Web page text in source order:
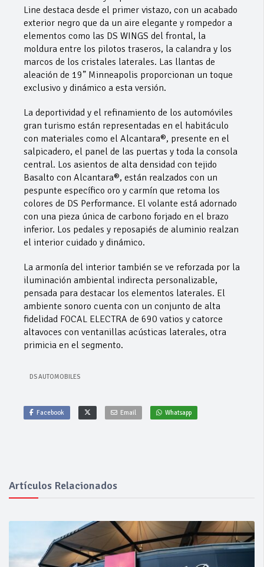
Line destaca desde el primer vistazo, con un acabado
exterior negro que da un aire elegante y rompedor a
elementos como las DS WINGS del frontal, la
moldura entre los pilotos traseros, la calandra y los
marcos de los cristales laterales. Las llantas de
aleación de 19” Minneapolis proporcionan un toque
exclusivo y dinámico a esta versión.
La deportividad y el refinamiento de los automóviles
gran turismo están representadas en el habitáculo
con materiales como el Alcantara®, presente en el
salpicadero, el panel de las puertas y toda la consola
central. Los asientos de alta densidad con tejido
Basalto con Alcantara®, están realzados con un
pespunte específico oro y carmín que retoma los
colores de DS Performance. El volante está adornado
con una pieza única de carbono forjado en el brazo
inferior. Los pedales y reposapiés de aluminio realzan
el interior cuidado y dinámico.
La armonía del interior también se ve reforzada por la
iluminación ambiental indirecta personalizable,
pensada para destacar los elementos laterales. El
ambiente sonoro cuenta con un conjunto de alta
fidelidad FOCAL ELECTRA de 690 vatios y catorce
altavoces con ventanillas acústicas laterales, otra
primicia en el segmento.
DS AUTOMOBILES
Facebook Email Whatsapp
Artículos Relacionados